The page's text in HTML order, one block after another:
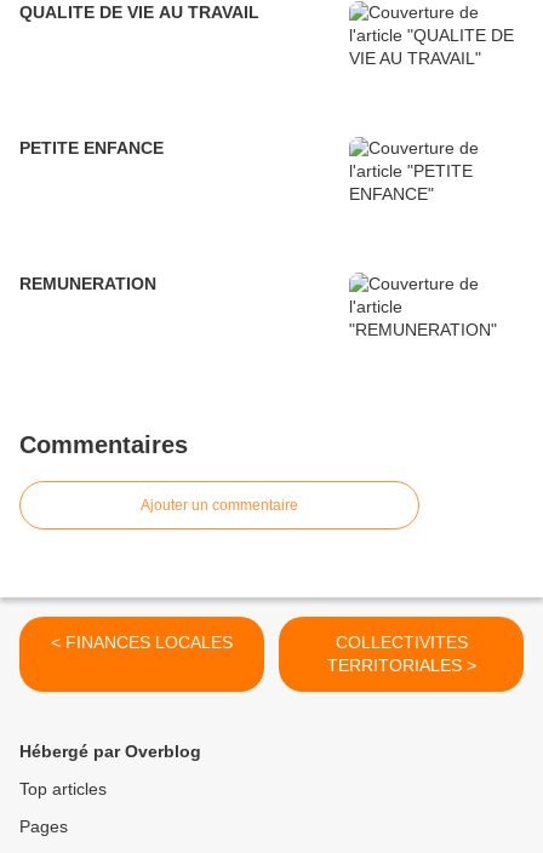
QUALITE DE VIE AU TRAVAIL
PETITE ENFANCE
REMUNERATION
Commentaires
Ajouter un commentaire
< FINANCES LOCALES
COLLECTIVITES
TERRITORIALES >
Hébergé par Overblog
Top articles
Pages